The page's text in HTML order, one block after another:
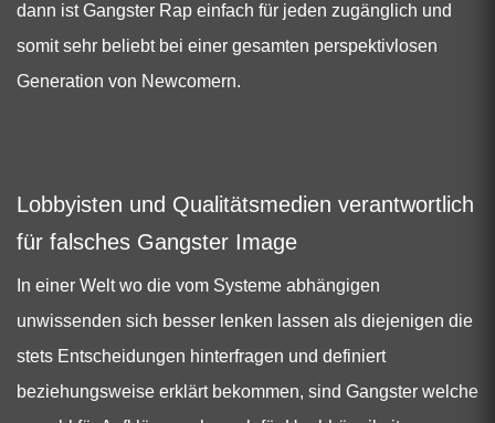
dann ist Gangster Rap einfach für jeden zugänglich und
somit sehr beliebt bei einer gesamten perspektivlosen
Generation von Newcomern.
Lobbyisten und Qualitätsmedien verantwortlich
für falsches Gangster Image
In einer Welt wo die vom Systeme abhängigen
unwissenden sich besser lenken lassen als diejenigen die
stets Entscheidungen hinterfragen und definiert
beziehungsweise erklärt bekommen, sind Gangster welche